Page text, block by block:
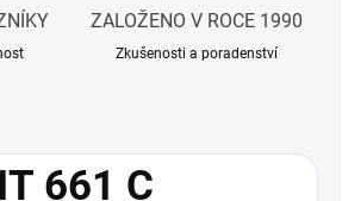
ZALOŽENO V ROCE 1990
Zkušenosti a poradenství
661 C